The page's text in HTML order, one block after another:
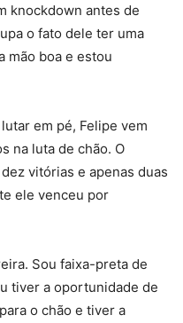
knockdown antes de
o fato dele ter uma
mão boa e estou
em pé, Felipe vem
na luta de chão. O
vitórias e apenas duas
ele venceu por
Sou faixa-preta de
tiver a oportunidade de
o chão e tiver a